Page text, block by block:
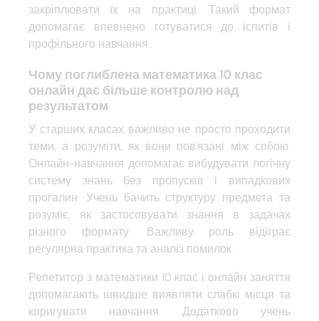
закріплювати їх на практиці. Такий формат
допомагає впевнено готуватися до іспитів і
профільного навчання.
Чому поглиблена математика 10 клас
онлайн дає більше контролю над
результатом
У старших класах важливо не просто проходити
теми, а розуміти, як вони пов’язані між собою.
Онлайн-навчання допомагає вибудувати логічну
систему знань без пропусків і випадкових
прогалин. Учень бачить структуру предмета та
розуміє, як застосовувати знання в задачах
різного формату. Важливу роль відіграє
регулярна практика та аналіз помилок.
Репетитор з математики 10 клас і онлайн заняття
допомагають швидше виявляти слабкі місця та
коригувати навчання. Додатково учень